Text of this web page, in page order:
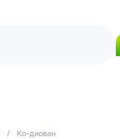
/ Ко-диован